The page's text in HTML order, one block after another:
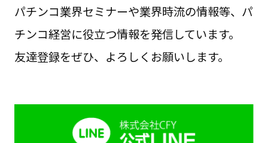
パチンコ業界セミナーや業界時流の情報等、パ
チンコ経営に役立つ情報を発信しています。
友達登録をぜひ、よろしくお願いします。